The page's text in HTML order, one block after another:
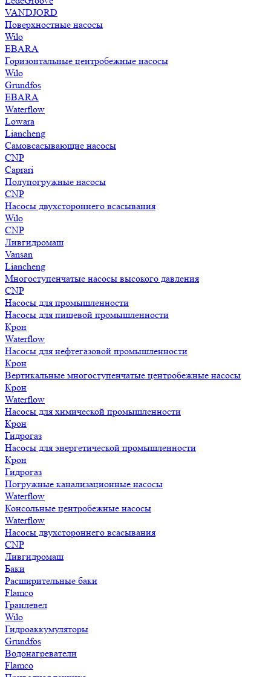
VANDJORD
Поверхностные насосы
Wilo
EBARA
Горизонтальные центробежные насосы
Wilo
Grundfos
EBARA
Waterflow
Lowara
Liancheng
Самовсасывающие насосы
CNP
Caprari
Полупогружные насосы
CNP
Насосы двухстороннего всасывания
Wilo
CNP
Ливгидромаш
Vansan
Liancheng
Многоступенчатые насосы высокого давления
CNP
Насосы для промышленности
Насосы для пищевой промышленности
Крон
Waterflow
Насосы для нефтегазовой промышленности
Крон
Вертикальные многоступенчатые центробежные насосы
Крон
Waterflow
Насосы для химической промышленности
Крон
Гидрогаз
Насосы для энергетической промышленности
Крон
Гидрогаз
Погружные канализационные насосы
Waterflow
Консольные центробежные насосы
Waterflow
Насосы двухстороннего всасывания
CNP
Ливгидромаш
Баки
Расширительные баки
Flamco
Гранлевел
Wilo
Гидроаккумуляторы
Grundfos
Водонагреватели
Flamco